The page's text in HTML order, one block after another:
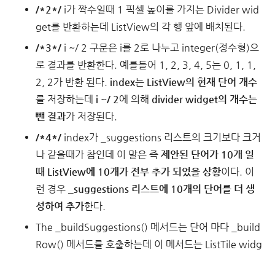
/*2*/ i가 짝수일때 1 픽셀 높이를 가지는 Divider wid
get를 반환하는데 ListView의 각 행 앞에 배치된다.
/*3*/ i ~/ 2 구문은 i를 2로 나누고 integer(정수형)으
로 결과를 반환한다. 예를들어 1, 2, 3, 4, 5는 0, 1, 1,
2, 2가 반환 된다. index는 ListView의 현재 단어 개수
를 저장하는데 i ~/ 2에 의해 divider widget의 개수는
뺀 결과가 저장된다.
/*4*/ index가 _suggestions 리스트의 크기보다 크거
나 같을때가 참인데 이 말은 즉 제안된 단어가 10개 일
때 ListView에 10개가 전부 추가 되었을 상황이다. 이
런 경우
_suggestions 리스트에 10개의 단어를 더 생
성하여 추가한다.
The _buildSuggestions() 메서드는 단어 마다 _build
Row() 메서드를 호출하는데 이 메서드는 ListTile widg